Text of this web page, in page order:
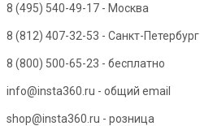
8 (495) 540-49-17 - Москва
8 (812) 407-32-53 - Санкт-Петербург
8 (800) 500-65-23 - бесплатно
info@insta360.ru - общий email
shop@insta360.ru - розница